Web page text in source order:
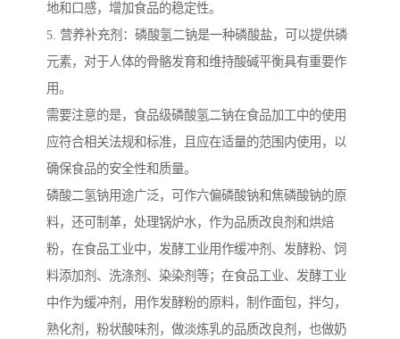
地和口感，增加食品的稳定性。
5. 营养补充剂：磷酸氢二钠是一种磷酸盐，可以提供磷
元素，对于人体的骨骼发育和维持酸碱平衡具有重要作
用。
需要注意的是，食品级磷酸氢二钠在食品加工中的使用
应符合相关法规和标准，且应在适量的范围内使用，以
确保食品的安全性和质量。
磷酸二氢钠用途广泛，可作六偏磷酸钠和焦磷酸钠的原
料，还可制革，处理锅炉水，作为品质改良剂和烘焙
粉，在食品工业中，发酵工业用作缓冲剂、发酵粉、饲
料添加剂、洗涤剂、染染剂等；在食品工业、发酵工业
中作为缓冲剂，用作发酵粉的原料，制作面包，拌匀，
熟化剂，粉状酸味剂，做淡炼乳的品质改良剂，也做奶